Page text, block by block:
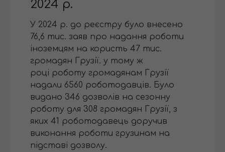
2024 р.
У 2024 р. до реєстру було внесено
76,6 тис. заяв про надання роботи
іноземцям на користь 47 тис.
громадян Грузії. у тому ж
році роботу громадянам Грузії
надали 6560 роботодавців. Було
видано 346 дозволів на сезонну
роботу для 308 громадян Грузії, з
яких 41 роботодавець доручив
виконання роботи грузинам на
підставі дозволу.